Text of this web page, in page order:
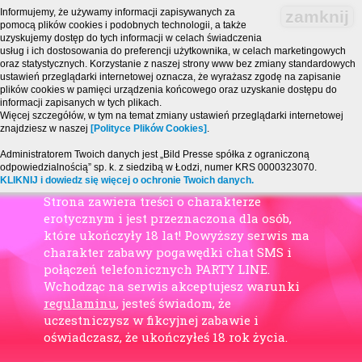
zamknij
Informujemy, że używamy informacji zapisywanych za
pomocą plików cookies i podobnych technologii, a także
uzyskujemy dostęp do tych informacji w celach świadczenia
usług i ich dostosowania do preferencji użytkownika, w celach marketingowych
oraz statystycznych. Korzystanie z naszej strony www bez zmiany standardowych
ustawień przeglądarki internetowej oznacza, że wyrażasz zgodę na zapisanie
plików cookies w pamięci urządzenia końcowego oraz uzyskanie dostępu do
informacji zapisanych w tych plikach.
Więcej szczegółów, w tym na temat zmiany ustawień przeglądarki internetowej
znajdziesz w naszej [Polityce Plików Cookies] .
Administratorem Twoich danych jest „Bild Presse spółka z ograniczoną
odpowiedzialnością” sp. k. z siedzibą w Łodzi, numer KRS 0000323070.
KLIKNIJ i dowiedz się więcej o ochronie Twoich danych.
Strona zawiera treści o charakterze
erotycznym i jest przeznaczona dla osób,
które ukończyły 18 lat! Powyższy serwis ma
charakter zabawy pogawędki chat SMS i
połączeń telefonicznych PARTY LINE.
Wchodząc na serwis akceptujesz warunki
regulaminu, jesteś świadom, że
uczestniczysz w fikcyjnej zabawie i
oświadczasz, że ukończyłeś 18 rok życia.